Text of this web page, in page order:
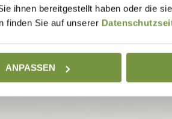
ihnen bereitgestellt haben oder die
finden Sie auf unserer
ANPASSEN